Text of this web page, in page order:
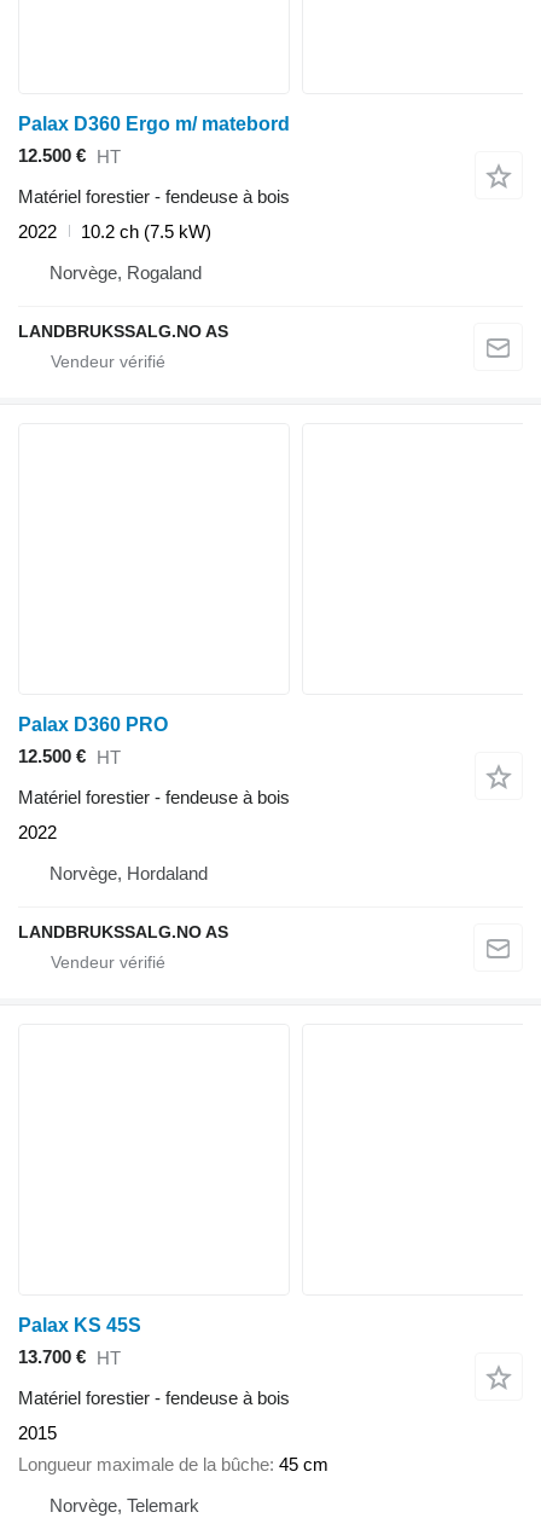
Palax D360 Ergo m/ matebord
12.500 € HT
Matériel forestier - fendeuse à bois
2022
10.2 ch (7.5 kW)
Norvège, Rogaland
LANDBRUKSSALG.NO AS
Palax D360 PRO
12.500 € HT
Matériel forestier - fendeuse à bois
2022
Norvège, Hordaland
LANDBRUKSSALG.NO AS
Palax KS 45S
13.700 €
HT
Matériel forestier - fendeuse à bois
2015
Longueur maximale de la bûche 45 cm
Norvège, Telemark